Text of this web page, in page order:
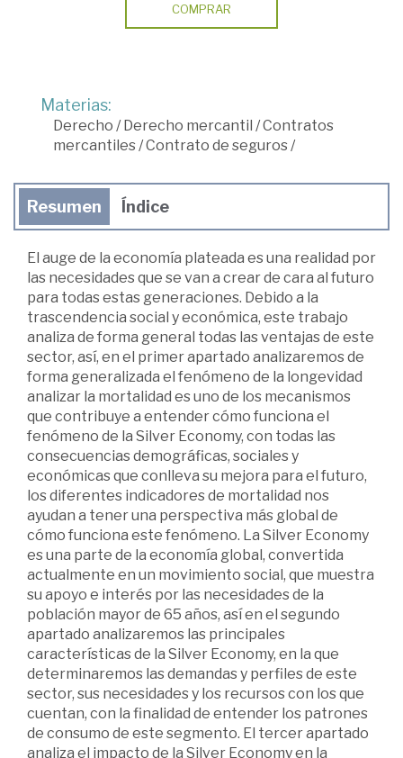
COMPRAR
Materias:
Derecho /Derecho mercantil /Contratos
mercantiles/Contrato de seguros/
Resumen Índice
El auge de la economía plateada es una realidad por
las necesidades que se van a crear de cara al futuro
para todas estas generaciones. Debido a la
trascendencia social y económica, este trabajo
analiza de forma general todas las ventajas de este
sector, así, en el primer apartado analizaremos de
forma generalizada el fenómeno de la longevidad
analizar la mortalidad es uno de los mecanismos
que contribuye a entender cómo funciona el
fenómeno de la Silver Economy, con todas las
consecuencias demográficas, sociales y
económicas que conlleva su mejora para el futuro,
los diferentes indicadores de mortalidad nos
ayudan a tener una perspectiva más global de
cómo funciona este fenómeno. La Silver Economy
es una parte de la economía global, convertida
actualmente en un movimiento social, que muestra
su apoyo e interés por las necesidades de la
población mayor de 65 años, así en el segundo
apartado analizaremos las principales
características de la Silver Economy, en la que
determinaremos las demandas y perfiles de este
sector, sus necesidades y los recursos con los que
cuentan, con la finalidad de entender los patrones
de consumo de este segmento. El tercer apartado
analiza el impacto de la Silver Economy en la